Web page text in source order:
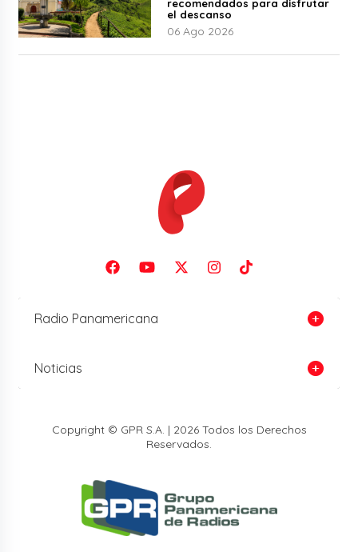
recomendados para disfrutar
el descanso
06 Ago 2026
Radio Panamericana
Noticias
Copyright © GPR S.A. | 2026 Todos los Derechos
Reservados.